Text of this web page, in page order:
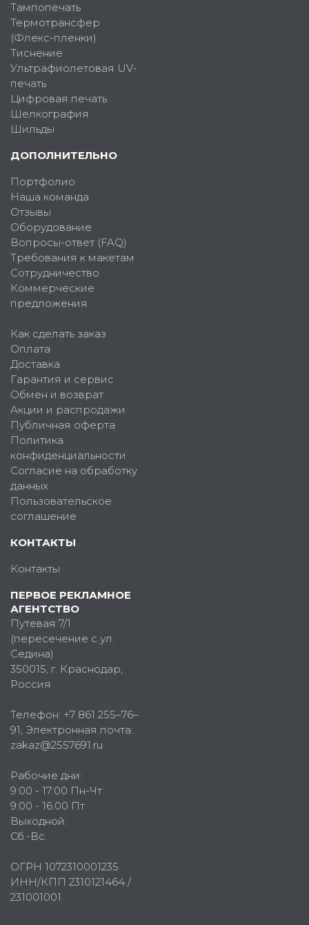
Тампопечать
Термотрансфер
(Флекс-пленки)
Тиснение
Ультрафиолетовая UV-
печать
Цифровая печать
Шелкография
Шильды
ДОПОЛНИТЕЛЬНО
Портфолио
Наша команда
Отзывы
Оборудование
Вопросы-ответ (FAQ)
Требования к макетам
Сотрудничество
Коммерческие
предложения
Как сделать заказ
Оплата
Доставка
Гарантия и сервис
Обмен и возврат
Акции и распродажи
Публичная оферта
Политика
конфиденциальности
Согласие на обработку
данных
Пользовательское
соглашение
КОНТАКТЫ
Контакты
ПЕРВОЕ РЕКЛАМНОЕ
АГЕНТСТВО
Путевая 7/1
(пересечение с ул.
Седина)
350015, г. Краснодар,
Россия
Телефон: +7 861 255–76–
91, Электронная почта:
zakaz@2557691.ru
Рабочие дни:
9:00 - 17:00 Пн-Чт
9:00 - 16:00 Пт
Выходной:
Сб.-Вс.
ОГРН 1072310001235
ИНН/КПП 2310121464 /
231001001